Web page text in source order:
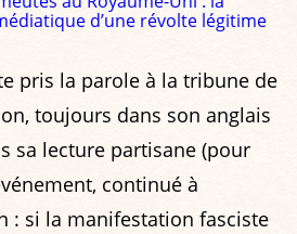
d’une révolte légitime
pris la parole à la tribune de
toujours dans son anglais
sa lecture partisane (pour
continué à
: si la manifestation fasciste